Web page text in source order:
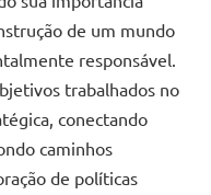
de um mundo
responsável.
trabalhados no
conectando
caminhos
de políticas